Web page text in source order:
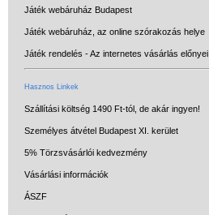
Játék webáruház Budapest
Játék webáruház, az online szórakozás helye
Játék rendelés - Az internetes vásárlás előnyei
Hasznos Linkek
Szállítási költség 1490 Ft-tól, de akár ingyen!
Személyes átvétel Budapest XI. kerület
5% Törzsvásárlói kedvezmény
Vásárlási információk
ÁSZF